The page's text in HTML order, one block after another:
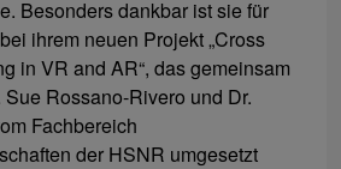
Besonders dankbar ist sie für
ihrem neuen Projekt „Cross
in VR and AR“, das gemeinsam
Rossano-Rivero und Dr.
Fachbereich
der HSNR umgesetzt